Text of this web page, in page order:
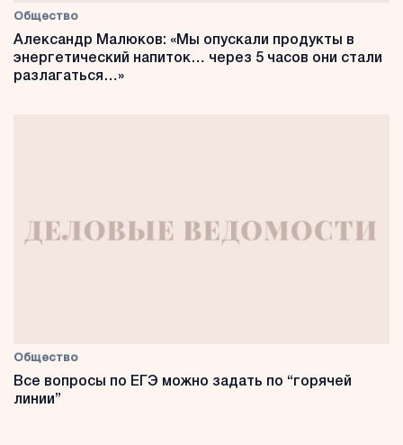
Общество
Александр Малюков: «Мы опускали продукты в
энергетический напиток… через 5 часов они стали
разлагаться…»
Общество
Все вопросы по ЕГЭ можно задать по “горячей
линии”